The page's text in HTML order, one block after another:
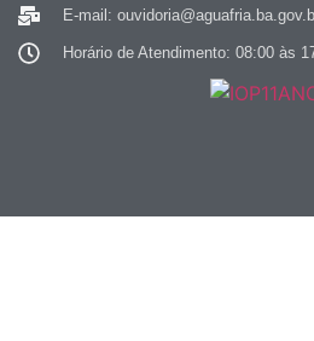
E-mail:
Horário de Atendimento: 08:00 às